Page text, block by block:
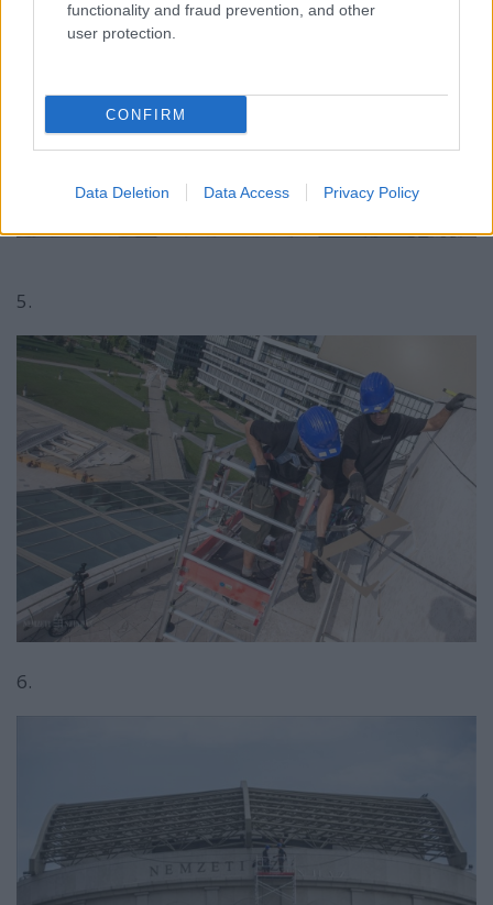
functionality and fraud prevention, and other
user protection.
CONFIRM
Data Deletion Data Access Privacy Policy
5.
6.